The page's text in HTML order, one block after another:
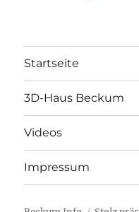
Startseite
3D-Haus Beckum
Videos
Impressum